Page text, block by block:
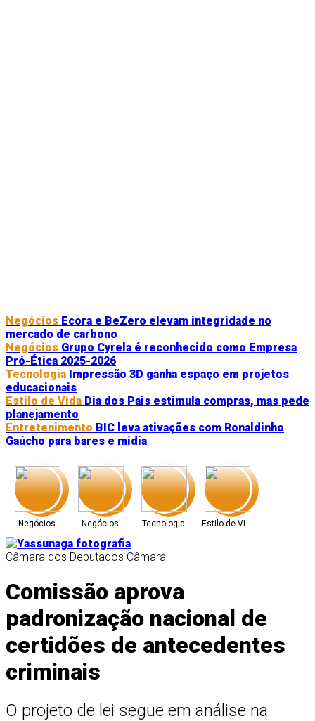
Negócios Ecora e BeZero elevam integridade no
mercado de carbono
Negócios Grupo Cyrela é reconhecido como Empresa
Pró-Ética 2025-2026
Tecnologia Impressão 3D ganha espaço em projetos
educacionais
Estilo de Vida Dia dos Pais estimula compras, mas pede
planejamento
Entretenimento BIC leva ativações com Ronaldinho
Gaúcho para bares e mídia
Negócios Negócios Tecnologia Estilo de Vida
Entretenimento Negócios Estilo de Vida
Câmara dos Deputados Câmara
Comissão aprova
padronização nacional de
certidões de antecedentes
criminais
O projeto de lei segue em análise na